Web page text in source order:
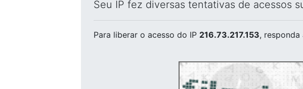
Seu IP fez diversas tentativas de acessos
Para liberar o acesso do IP 216.73.217.153,